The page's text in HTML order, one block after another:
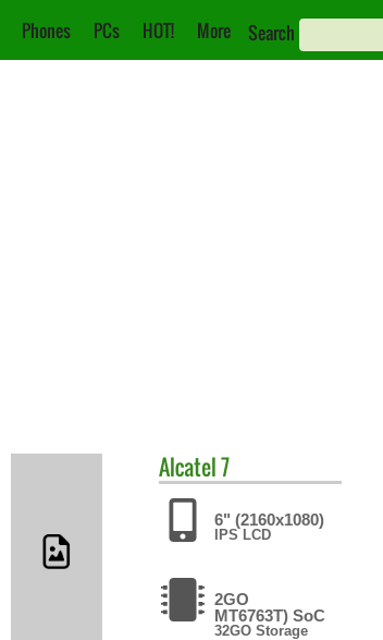
Phones PCs HOT! More Search
Alcatel7
6" (2160x1080)
IPS LCD
2GO
MT6763T) SoC
32GO Storage